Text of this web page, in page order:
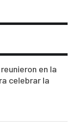
en la
celebrar la